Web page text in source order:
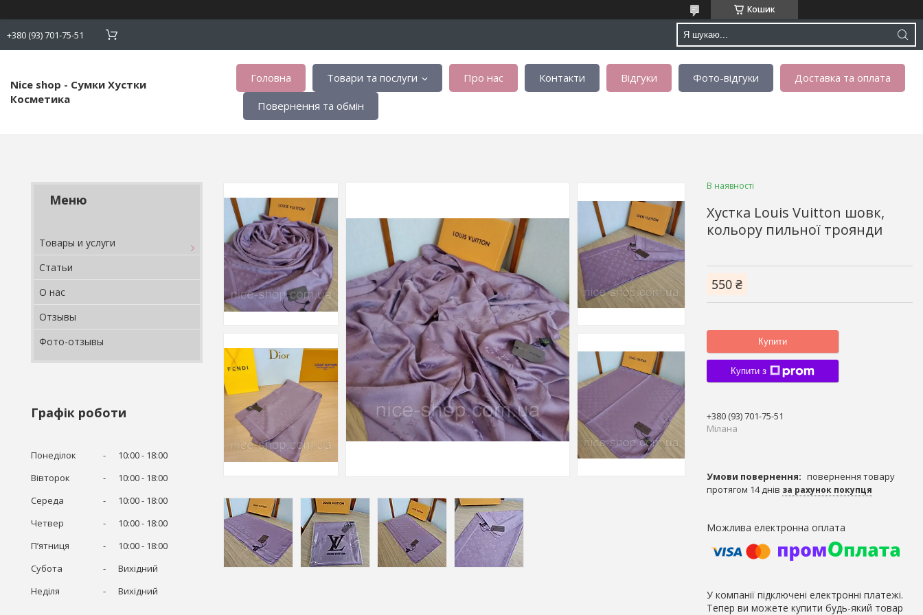
Кошик
+380 (93) 701-75-51
Nice shop - Сумки Хустки
Косметика
Головна Товари та послуги Про нас Контакти Відгуки Фото-відгуки Доставка та оплата
Повернення та обмін
Товары и услуги
Статьи
О нас
Отзывы
Фото-отзывы
Графік роботи
Понеділок 10:00
18:00
Вівторок
10:00
18:00
Середа
10:00
18:00
Четвер
10:00
18:00
Пʼятниця
10:00
18:00
Субота
Вихідний
Неділя
Вихідний
В наявності
Хустка Louis Vuitton шовк,
кольору пильної троянди
550 ₴
Купити
Купити з
+380 (93) 701-75-51
Мілана
повернення товару
протягом 14 днів за рахунок покупця
У компанії підключені електронні платежі.
Тепер ви можете купити будь-який товар